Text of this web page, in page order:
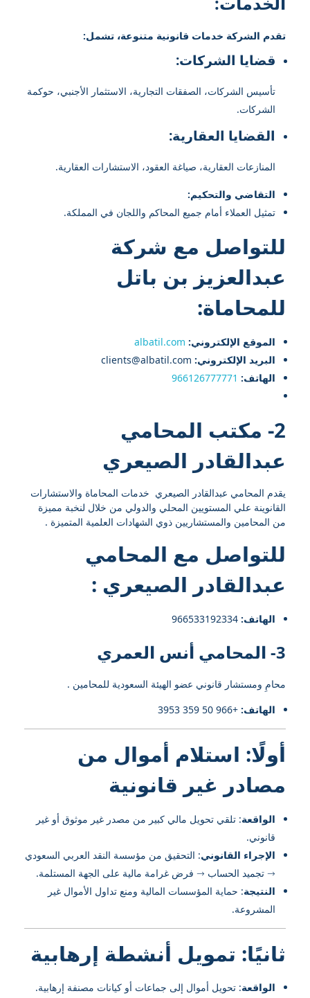
تقدم الشركة خدمات قانونية متنوعة، تشمل:
قضايا الشركات:
تأسيس الشركات، الصفقات التجارية، الاستثمار الأجنبي، حوكمة
الشركات.
القضايا العقارية:
المنازعات العقارية، صياغة العقود، الاستشارات العقارية.
التقاضي والتحكيم:
تمثيل العملاء أمام جميع المحاكم واللجان في المملكة.
للتواصل مع شركة
عبدالعزيز بن باتل
للمحاماة:
الموقع الإلكتروني: albatil.com
البريد الإلكتروني:
الهاتف: 966126777771
2- مكتب المحامي
عبدالقادر الصيعري
يقدم المحامي عبدالقادر الصيعري خدمات المحاماة والاستشارات
القانوينة علي المستويين المحلي والدولي من خلال لنخبة مميزة
من المحامين والمستشاريين ذوي الشهادات العلمية المتميزة .
للتواصل مع المحامي
عبدالقادر الصيعري :
الهاتف: 966533192334⁩
3- المحامي أنس العمري
محامِ ومستشار قانوني عضو الهيئة السعودية للمحامين .
الهاتف: +966 50 359 3953
أولًا: استلام أموال من
مصادر غير قانونية
الواقعة: تلقي تحويل مالي كبير من مصدر غير موثوق أو غير
قانوني.
الإجراء القانوني: التحقيق من مؤسسة النقد العربي السعودي
→ تجميد الحساب → فرض غرامة مالية على الجهة المستلمة.
النتيجة: حماية المؤسسات المالية ومنع تداول الأموال غير
المشروعة.
ثانيًا: تمويل أنشطة إرهابية
الواقعة: تحويل أموال إلى جماعات أو كيانات مصنفة إرهابية.